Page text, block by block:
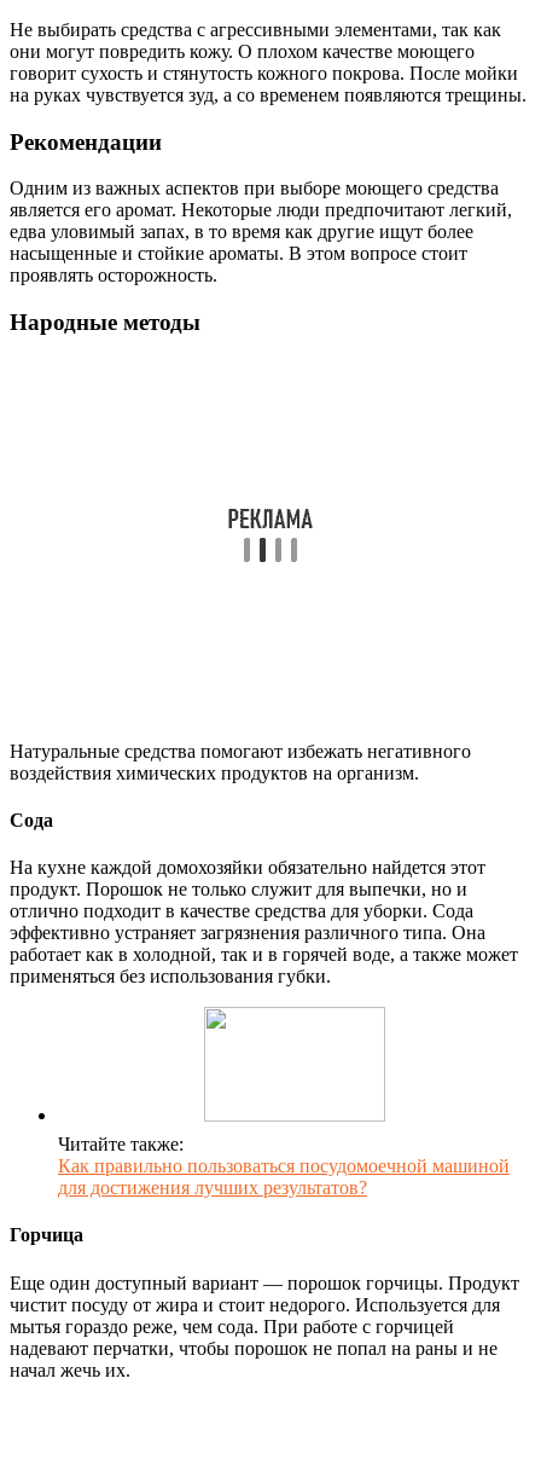
Не выбирать средства с агрессивными элементами, так как
они могут повредить кожу. О плохом качестве моющего
говорит сухость и стянутость кожного покрова. После мойки
на руках чувствуется зуд, а со временем появляются трещины.
Рекомендации
Одним из важных аспектов при выборе моющего средства
является его аромат. Некоторые люди предпочитают легкий,
едва уловимый запах, в то время как другие ищут более
насыщенные и стойкие ароматы. В этом вопросе стоит
проявлять осторожность.
Народные методы
Натуральные средства помогают избежать негативного
воздействия химических продуктов на организм.
Сода
На кухне каждой домохозяйки обязательно найдется этот
продукт. Порошок не только служит для выпечки, но и
отлично подходит в качестве средства для уборки. Сода
эффективно устраняет загрязнения различного типа. Она
работает как в холодной, так и в горячей воде, а также может
применяться без использования губки.
Читайте также:
Как правильно пользоваться посудомоечной машиной
для достижения лучших результатов?
Горчица
Еще один доступный вариант — порошок горчицы. Продукт
чистит посуду от жира и стоит недорого. Используется для
мытья гораздо реже, чем сода. При работе с горчицей
надевают перчатки, чтобы порошок не попал на раны и не
начал жечь их.